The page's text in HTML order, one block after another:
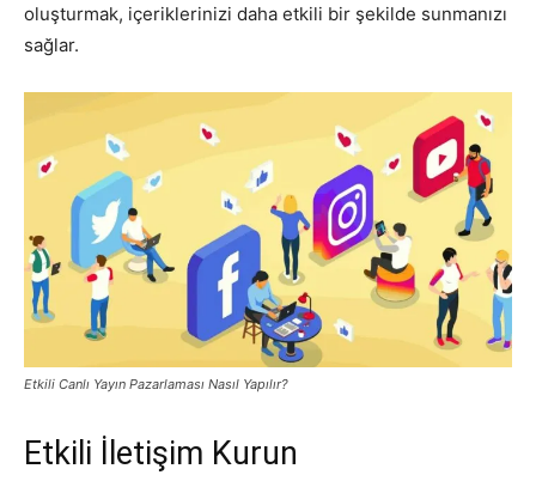
oluşturmak, içeriklerinizi daha etkili bir şekilde sunmanızı
sağlar.
Etkili Canlı Yayın Pazarlaması Nasıl Yapılır?
Etkili İletişim Kurun